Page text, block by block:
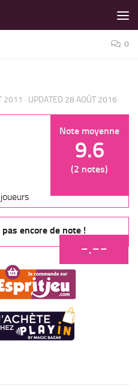
0
2011 · UPDATED 28 AOÛT 2016
Note moyenne
9.6
(2 notes)
encore de note !
-.--